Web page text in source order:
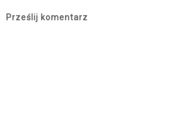
Prześlij komentarz